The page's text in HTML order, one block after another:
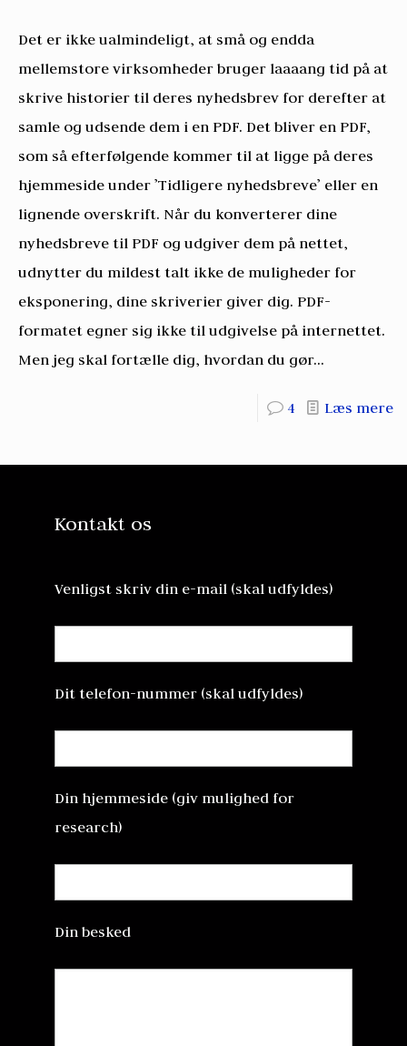
Det er ikke ualmindeligt, at små og endda
mellemstore virksomheder bruger laaaang tid på at
skrive historier til deres nyhedsbrev for derefter at
samle og udsende dem i en PDF. Det bliver en PDF,
som så efterfølgende kommer til at ligge på deres
hjemmeside under ’Tidligere nyhedsbreve’ eller en
lignende overskrift. Når du konverterer dine
nyhedsbreve til PDF og udgiver dem på nettet,
udnytter du mildest talt ikke de muligheder for
eksponering, dine skriverier giver dig. PDF-
formatet egner sig ikke til udgivelse på internettet.
Men jeg skal fortælle dig, hvordan du gør...
4 Læs mere
Kontakt os
Venligst skriv din e-mail (skal udfyldes)
Dit telefon-nummer (skal udfyldes)
Din hjemmeside (giv mulighed for
research)
Din besked